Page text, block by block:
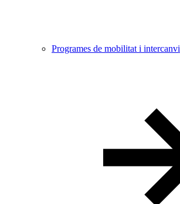
Programes de mobilitat i intercanvi